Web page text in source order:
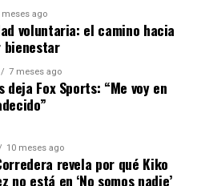
en América Latina
de los países para adaptarse
de
como la agricultura de
al clima, podría
la resiliencia del sector
saludables y sostenibles
de alimentos
meses ago
voluntaria: el camino hacia
bienestar
7 meses ago
deja Fox Sports: “Me voy en
10 meses ago
revela por qué Kiko
no está en ‘No somos nadie’